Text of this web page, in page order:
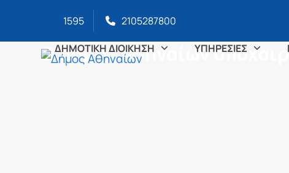
content
περιεχόμενο1595 2105287800
ΔΗΜΟΤΙΚΗ ΔΙΟΙΚΗΣΗ ΥΠΗΡΕΣΙΕΣ
Ο Δήμος Αθηναίων